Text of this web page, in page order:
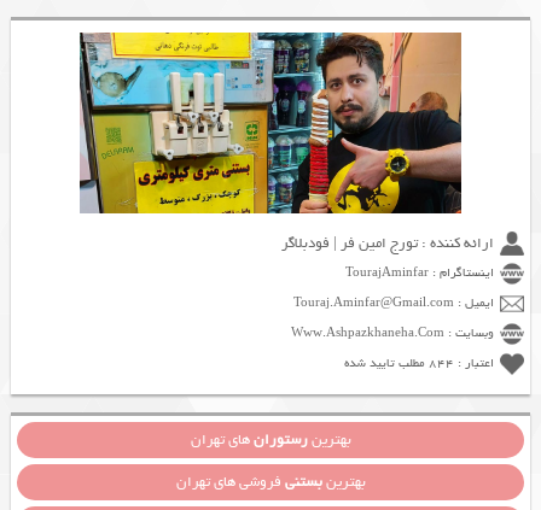
ارائه کننده : تورج امین فر | فودبلاگر
اینستاگرام : TourajAminfar
ایمیل : Touraj.Aminfar@Gmail.com
وبسایت : Www.Ashpazkhaneha.Com
اعتبار : 844 مطلب تایید شده
بهترینرستورانهای تهران
بهترینبستنی فروشی های تهران